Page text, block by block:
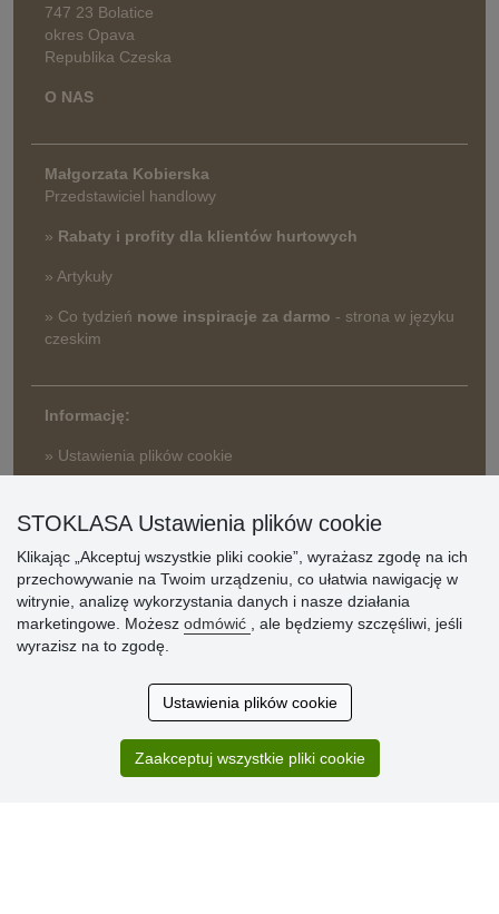
747 23 Bolatice
okres Opava
Republika Czeska
O NAS
Małgorzata Kobierska
Przedstawiciel handlowy
» Rabaty i profity dla klientów hurtowych
» Artykuły
» Co tydzień nowe inspiracje za darmo - strona w języku
czeskim
Informację:
» Ustawienia plików cookie
» Zasady przetwarzania danych osobowych
» Sposób dostawy i płatności
» Reklamacje
» Dlaczego należy się zarejestrować?
» Najczęściej zadawane pytania
klientów
STOKLASA Ustawienia plików cookie
Klikając „Akceptuj wszystkie pliki cookie”, wyrażasz zgodę na ich
przechowywanie na Twoim urządzeniu, co ułatwia nawigację w
witrynie, analizę wykorzystania danych i nasze działania
marketingowe. Możesz odmówić
, ale będziemy szczęśliwi, jeśli
wyrazisz na to zgodę.
Ustawienia plików cookie
Zaakceptuj wszystkie pliki cookie